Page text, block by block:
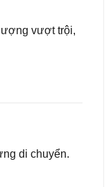
vượt trội,
di chuyển.